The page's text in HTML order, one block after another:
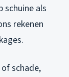
schuine als
rekenen
schade,